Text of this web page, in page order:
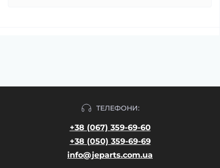
ТЕЛЕФОНИ:
+38 (067) 359-69-60
+38 (050) 359-69-69
info@jeparts.com.ua